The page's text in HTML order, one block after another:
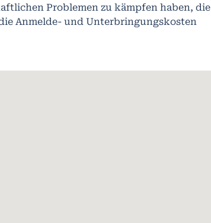
Problemen zu kämpfen haben, die
Anmelde- und Unterbringungskosten